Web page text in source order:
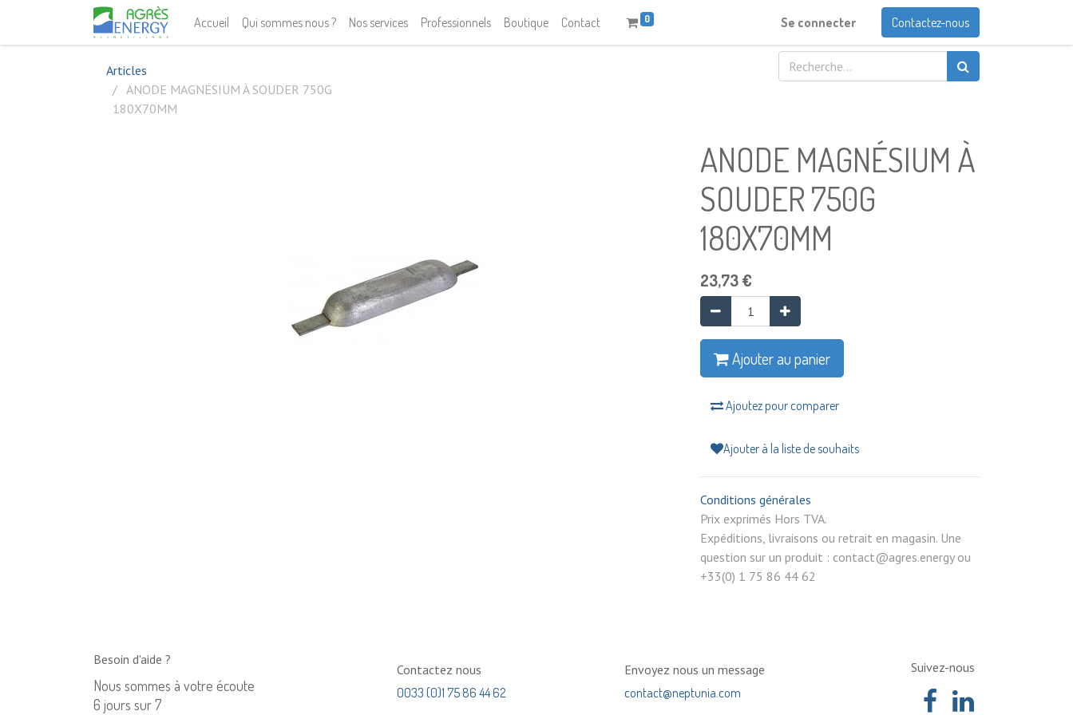
Accueil Qui sommes nous ? Nos services Professionnels Boutique Contact 0 Se connecter Contactez-nous
Articles
ANODE MAGNÉSIUM À SOUDER 750G
180X70MM
ANODE MAGNÉSIUM À
SOUDER 750G
180X70MM
23,73€
Ajouter au panier
Ajoutez pour comparer
Ajouter à la liste de souhaits
Conditions générales
Prix exprimés Hors TVA.
Expéditions, livraisons ou retrait en magasin. Une
question sur un produit : contact@agres.energy ou
+33(0) 1 75 86 44 62
Besoin d'aide ?
Nous sommes à votre écoute
6 jours sur 7
Contactez nous
0033 (0)1 75 86 44 62
Envoyez nous un message
contact@neptunia.com
Suivez-nous